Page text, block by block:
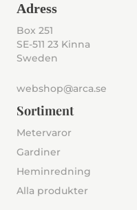
Adress
Box 251
SE-511 23 Kinna
Sweden
webshop@arca.se
Sortiment
Metervaror
Gardiner
Heminredning
Alla produkter